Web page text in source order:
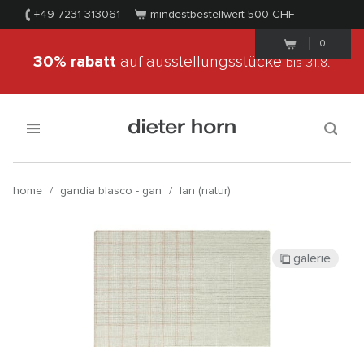
+49 7231 313061 mindestbestellwert 500 CHF
0
30% rabatt auf ausstellungsstückebis 31.8.
home / gandia blasco - gan / lan (natur)
galerie